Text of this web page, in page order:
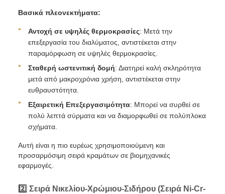
Βασικά πλεονεκτήματα:
Αντοχή σε υψηλές θερμοκρασίες: Μετά την
επεξεργασία του διαλύματος, αντιστέκεται στην
παραμόρφωση σε υψηλές θερμοκρασίες.
Σταθερή ωστενιτική δομή: Διατηρεί καλή σκληρότητα
μετά από μακροχρόνια χρήση, αντιστέκεται στην
ευθραυστότητα.
Εξαιρετική Επεξεργασιμότητα: Μπορεί να συρθεί σε
πολύ λεπτά σύρματα και να διαμορφωθεί σε πολύπλοκα
σχήματα.
Αυτή είναι η πιο ευρέως χρησιμοποιούμενη και
προσαρμόσιμη σειρά κραμάτων σε βιομηχανικές
εφαρμογές.
2️⃣ Σειρά Νικελίου-Χρώμιου-Σιδήρου (Σειρά Ni-Cr-